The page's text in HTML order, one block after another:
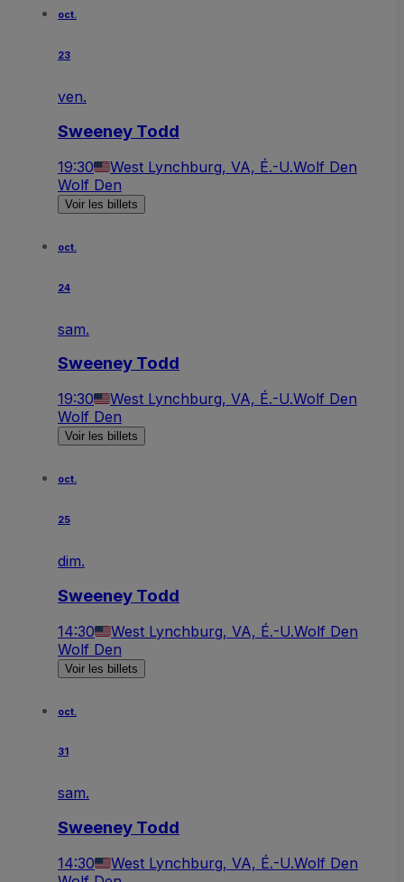
oct.
23
ven.
Sweeney Todd
19:30 West Lynchburg, VA, É.-U.Wolf Den
Wolf Den
Voir les billets
oct.
24
sam.
Sweeney Todd
19:30 West Lynchburg, VA, É.-U.Wolf Den
Wolf Den
Voir les billets
oct.
25
dim.
Sweeney Todd
14:30 West Lynchburg, VA, É.-U.Wolf Den
Wolf Den
Voir les billets
oct.
31
sam.
Sweeney Todd
14:30 West Lynchburg, VA, É.-U.Wolf Den